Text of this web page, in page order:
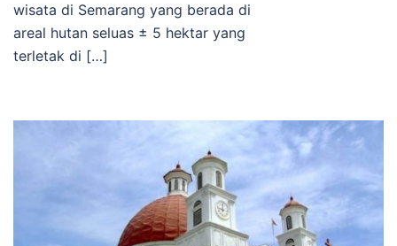
wisata di Semarang yang berada di
areal hutan seluas ± 5 hektar yang
terletak di […]